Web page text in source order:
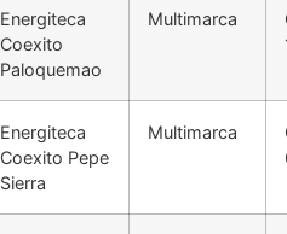
Energiteca
Coexito
Paloquemao
Multimarca
Energiteca
Coexito Pepe
Sierra
Multimarca